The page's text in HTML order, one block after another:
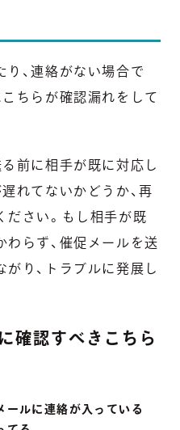
、連絡がない場合で
ちらが確認漏れをして
る前に相手が既に対応し
れてないかどうか、再
ださい。もし相手が既
らず、催促メールを送
り、トラブルに発展し
確認すべきこちら
ールに連絡が入っている